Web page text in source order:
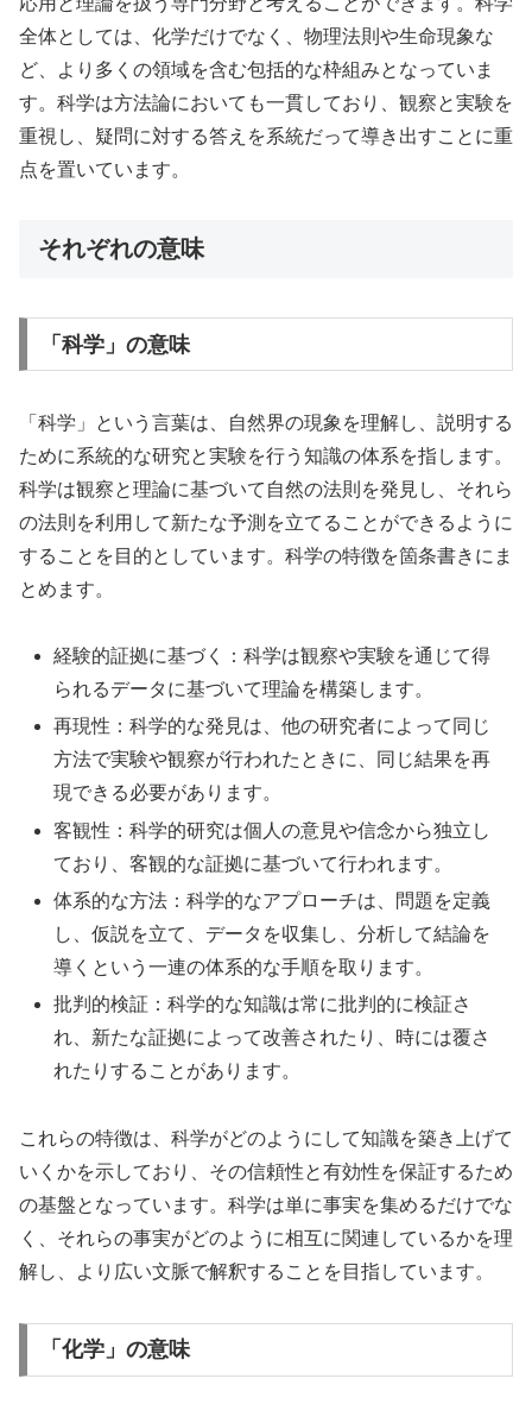
全体としては、化学だけでなく、物理法則や生命現象な
ど、より多くの領域を含む包括的な枠組みとなっていま
す。科学は方法論においても一貫しており、観察と実験を
重視し、疑問に対する答えを系統だって導き出すことに重
点を置いています。
それぞれの意味
「科学」の意味
「科学」という言葉は、自然界の現象を理解し、説明する
ために系統的な研究と実験を行う知識の体系を指します。
科学は観察と理論に基づいて自然の法則を発見し、それら
の法則を利用して新たな予測を立てることができるように
することを目的としています。科学の特徴を箇条書きにま
とめます。
経験的証拠に基づく：科学は観察や実験を通じて得
られるデータに基づいて理論を構築します。
再現性：科学的な発見は、他の研究者によって同じ
方法で実験や観察が行われたときに、同じ結果を再
現できる必要があります。
客観性：科学的研究は個人の意見や信念から独立し
ており、客観的な証拠に基づいて行われます。
体系的な方法：科学的なアプローチは、問題を定義
し、仮説を立て、データを収集し、分析して結論を
導くという一連の体系的な手順を取ります。
批判的検証：科学的な知識は常に批判的に検証さ
れ、新たな証拠によって改善されたり、時には覆さ
れたりすることがあります。
これらの特徴は、科学がどのようにして知識を築き上げて
いくかを示しており、その信頼性と有効性を保証するため
の基盤となっています。科学は単に事実を集めるだけでな
く、それらの事実がどのように相互に関連しているかを理
解し、より広い文脈で解釈することを目指しています。
「化学」の意味